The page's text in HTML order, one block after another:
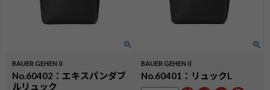
BAUER GEHENⅡ
No.60402：エキスパンダブ
ルリュック
BAUER GEHENⅡ
No.60401：リュックL